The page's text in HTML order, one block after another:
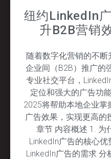
纽约LinkedIn
升B2B营销
随着数字化营销的不断
企业间（B2B）推广的
专业社交平台，
定位和强大的广告功
2025将帮助本地企业
广告效果，实现更高的
章节 内容概述 1. 为
LinkedIn广告的核心
LinkedIn广告的需求 分